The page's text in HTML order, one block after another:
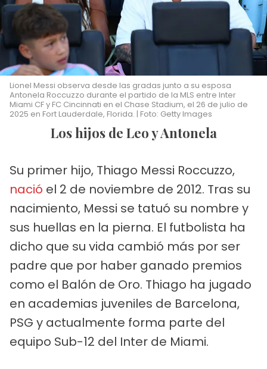
Lionel Messi observa desde las gradas junto a su esposa
Antonela Roccuzzo durante el partido de la MLS entre Inter
Miami CF y FC Cincinnati en el Chase Stadium, el 26 de julio de
2025 en Fort Lauderdale, Florida. | Foto: Getty Images
Los hijos de Leo y Antonela
Su primer hijo, Thiago Messi Roccuzzo,
nació el 2 de noviembre de 2012. Tras su
nacimiento, Messi se tatuó su nombre y
sus huellas en la pierna. El futbolista ha
dicho que su vida cambió más por ser
padre que por haber ganado premios
como el Balón de Oro. Thiago ha jugado
en academias juveniles de Barcelona,
PSG y actualmente forma parte del
equipo Sub-12 del Inter de Miami.